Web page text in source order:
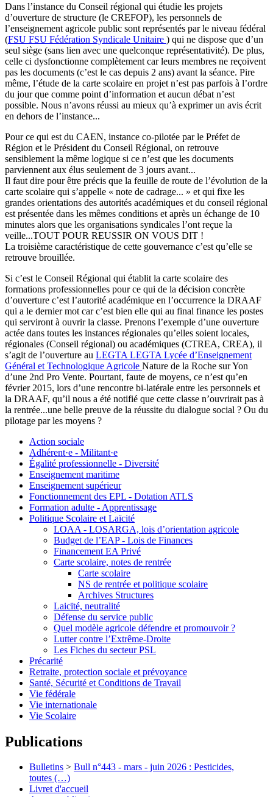
Dans l’instance du Conseil régional qui étudie les projets
d’ouverture de structure (le CREFOP), les personnels de
l’enseignement agricole public sont représentés par le niveau fédéral
(FSU FSU Fédération Syndicale Unitaire ) qui ne dispose que d’un
seul siège (sans lien avec une quelconque représentativité). De plus,
celle ci dysfonctionne complètement car leurs membres ne reçoivent
pas les documents (c’est le cas depuis 2 ans) avant la séance. Pire
même, l’étude de la carte scolaire en projet n’est pas parfois à l’ordre
du jour que comme point d’information et aucun débat n’est
possible. Nous n’avons réussi au mieux qu’à exprimer un avis écrit
en dehors de l’instance...
Pour ce qui est du CAEN, instance co-pilotée par le Préfet de
Région et le Président du Conseil Régional, on retrouve
sensiblement la même logique si ce n’est que les documents
parviennent aux élus seulement de 3 jours avant...
Il faut dire pour être précis que la feuille de route de l’évolution de la
carte scolaire qui s’appelle « note de cadrage... » et qui fixe les
grandes orientations des autorités académiques et du conseil régional
est présentée dans les mêmes conditions et après un échange de 10
minutes alors que les organisations syndicales l’ont reçue la
veille...TOUT POUR REUSSIR ON VOUS DIT !
La troisième caractéristique de cette gouvernance c’est qu’elle se
retrouve brouillée.
Si c’est le Conseil Régional qui établit la carte scolaire des
formations professionnelles pour ce qui de la décision concrète
d’ouverture c’est l’autorité académique en l’occurrence la DRAAF
qui a le dernier mot car c’est bien elle qui au final finance les postes
qui serviront à ouvrir la classe. Prenons l’exemple d’une ouverture
actée dans toutes les instances régionales qu’elles soient locales,
régionales (Conseil régional) ou académiques (CTREA, CREA), il
s’agit de l’ouverture au LEGTA LEGTA Lycée d’Enseignement
Général et Technologique Agricole Nature de la Roche sur Yon
d’une 2nd Pro Vente. Pourtant, faute de moyens, ce n’est qu’en
février 2015, lors d’une rencontre bi-latérale entre les personnels et
la DRAAF, qu’il nous a été notifié que cette classe n’ouvrirait pas à
la rentrée...une belle preuve de la réussite du dialogue social ? Ou du
pilotage par les moyens ?
Action sociale
Adhérent·e - Militant·e
Égalité professionnelle - Diversité
Enseignement maritime
Enseignement supérieur
Fonctionnement des EPL - Dotation ATLS
Formation adulte - Apprentissage
Politique Scolaire et Laïcité
LOAA - LOSARGA, lois d’orientation agricole
Budget de l’EAP - Lois de Finances
Financement EA Privé
Carte scolaire, notes de rentrée
Carte scolaire
NS de rentrée et politique scolaire
Archives Structures
Laicïté, neutralité
Défense du service public
Quel modèle agricole défendre et promouvoir ?
Lutter contre l’Extrême-Droite
Les Fiches du secteur PSL
Précarité
Retraite, protection sociale et prévoyance
Santé, Sécurité et Conditions de Travail
Vie fédérale
Vie internationale
Vie Scolaire
Publications
Bulletins > Bull n°443 - mars - juin 2026 : Pesticides,
toutes (…)
Livret d'accueil